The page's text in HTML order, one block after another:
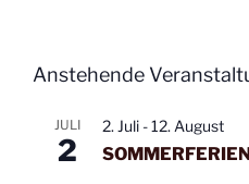
Mittwoch
14. Januar
2026
Anstehende
JULI
2
2. Juli -12. August